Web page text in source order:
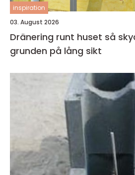
inspiration
03. August 2026
Dränering runt huset så skyddar man
grunden på lång sikt